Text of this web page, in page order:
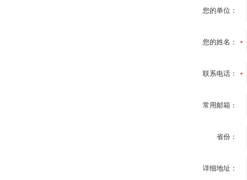
您的单位：
您的姓名：
联系电话：
常用邮箱：
省份：
详细地址：